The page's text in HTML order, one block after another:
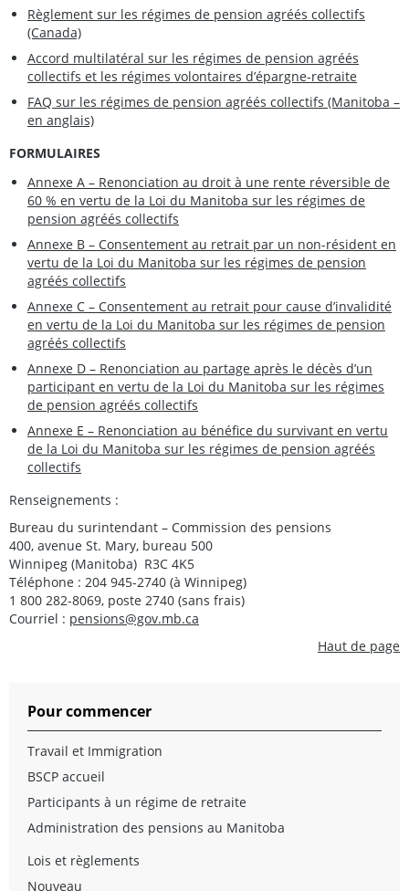
Règlement sur les régimes de pension agréés collectifs
(Canada)
Accord multilatéral sur les régimes de pension agréés
collectifs et les régimes volontaires d’épargne-retraite
FAQ sur les régimes de pension agréés collectifs (Manitoba –
en anglais)
FORMULAIRES
Annexe A – Renonciation au droit à une rente réversible de
60 % en vertu de la Loi du Manitoba sur les régimes de
pension agréés collectifs
Annexe B – Consentement au retrait par un non-résident en
vertu de la Loi du Manitoba sur les régimes de pension
agréés collectifs
Annexe C – Consentement au retrait pour cause d’invalidité
en vertu de la Loi du Manitoba sur les régimes de pension
agréés collectifs
Annexe D – Renonciation au partage après le décès d’un
participant en vertu de la Loi du Manitoba sur les régimes
de pension agréés collectifs
Annexe E – Renonciation au bénéfice du survivant en vertu
de la Loi du Manitoba sur les régimes de pension agréés
collectifs
Renseignements :
Bureau du surintendant – Commission des pensions
400, avenue St. Mary, bureau 500
Winnipeg (Manitoba) R3C 4K5
Téléphone : 204 945-2740 (à Winnipeg)
1 800 282-8069, poste 2740 (sans frais)
Courriel : pensions@gov.mb.ca
Haut de page
Pour commencer
Travail et Immigration
BSCP accueil
Participants à un régime de retraite
Administration des pensions au Manitoba
Lois et règlements
Nouveau